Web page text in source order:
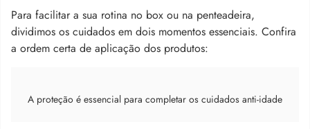
Para facilitar a sua rotina no box ou na penteadeira,
dividimos os cuidados em dois momentos essenciais. Confira
a ordem certa de aplicação dos produtos:
A proteção é essencial para completar os cuidados anti-idade